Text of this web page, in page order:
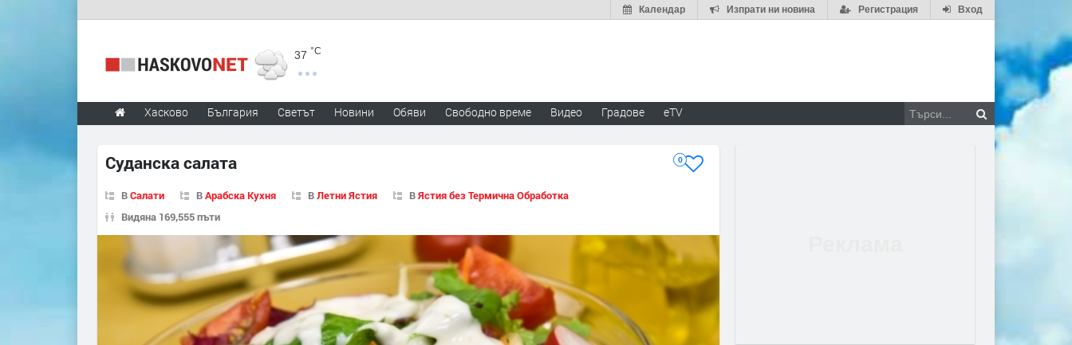
Вход
Регистрация
Изпрати ни новина
Календар
37 °C
Хасково България Светът Новини Обяви Свободно време Видео Градове eTV
Суданска салата 0
ВСалати ВАрабска Кухня ВЛетни Ястия ВЯстия без Термична Обработка
Видяна 169,555 пъти